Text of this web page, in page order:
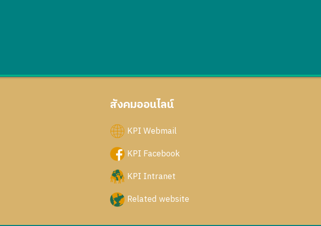
สังคมออนไลน์
KPI Webmail
KPI Facebook
KPI Intranet
Related website